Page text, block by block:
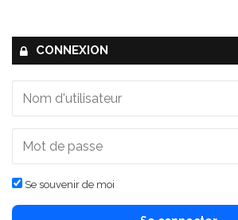
CONNEXION
Se souvenir de moi